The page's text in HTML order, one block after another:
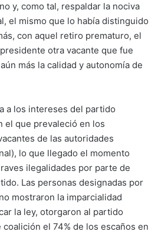
y, como tal, respaldar la nociva
el mismo que lo había distinguido
con aquel retiro prematuro, el
otra vacante que fue
más la calidad y autonomía de
a los intereses del partido
el que prevaleció en los
de las autoridades
lo que llegado el momento
ilegalidades por parte de
Las personas designadas por
mostraron la imparcialidad
la ley, otorgaron al partido
el 74% de los escaños en